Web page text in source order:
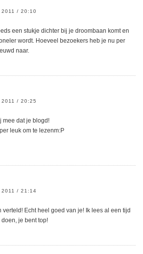
2011 / 20:10
een stukje dichter bij je droombaan komt en
wordt. Hoeveel bezoekers heb je nu per
naar.
2011 / 20:25
mee dat je blogd!
leuk om te lezenm:P
2011 / 21:14
Echt heel goed van je! Ik lees al een tijd
je bent top!